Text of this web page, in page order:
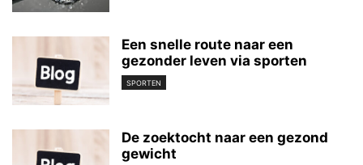
Een snelle route naar een
gezonder leven via sporten
SPORTEN
De zoektocht naar een gezond
gewicht